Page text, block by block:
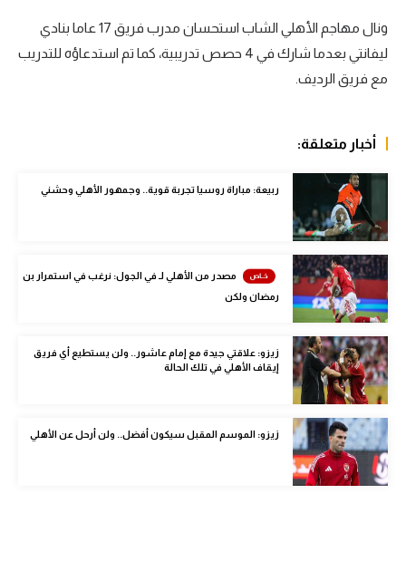
أمم إفريقيا
كرة السلة الأمريكية
كرة يد
كرة طائرة
الوطن العربي
في المونديال
رياضة نسائية
آسيا
أمريكا
ركن الألعاب
أقسام خاصة
Gamers
ونال مهاجم الأهلي الشاب استحسان مدرب فريق 17 عاما بنادي
ليفانتي بعدما شارك في 4 حصص تدريبية، كما تم استدعاؤه للتدريب
مع فريق الرديف.
أخبار متعلقة:
ربيعة: مباراة روسيا تجربة قوية.. وجمهور الأهلي وحشني
مصدر من الأهلي لـ في الجول: نرغب في استمرار بن
رمضان ولكن
زيزو: علاقتي جيدة مع إمام عاشور.. ولن يستطيع أي فريق
إيقاف الأهلي في تلك الحالة
زيزو: الموسم المقبل سيكون أفضل.. ولن أرحل عن الأهلي